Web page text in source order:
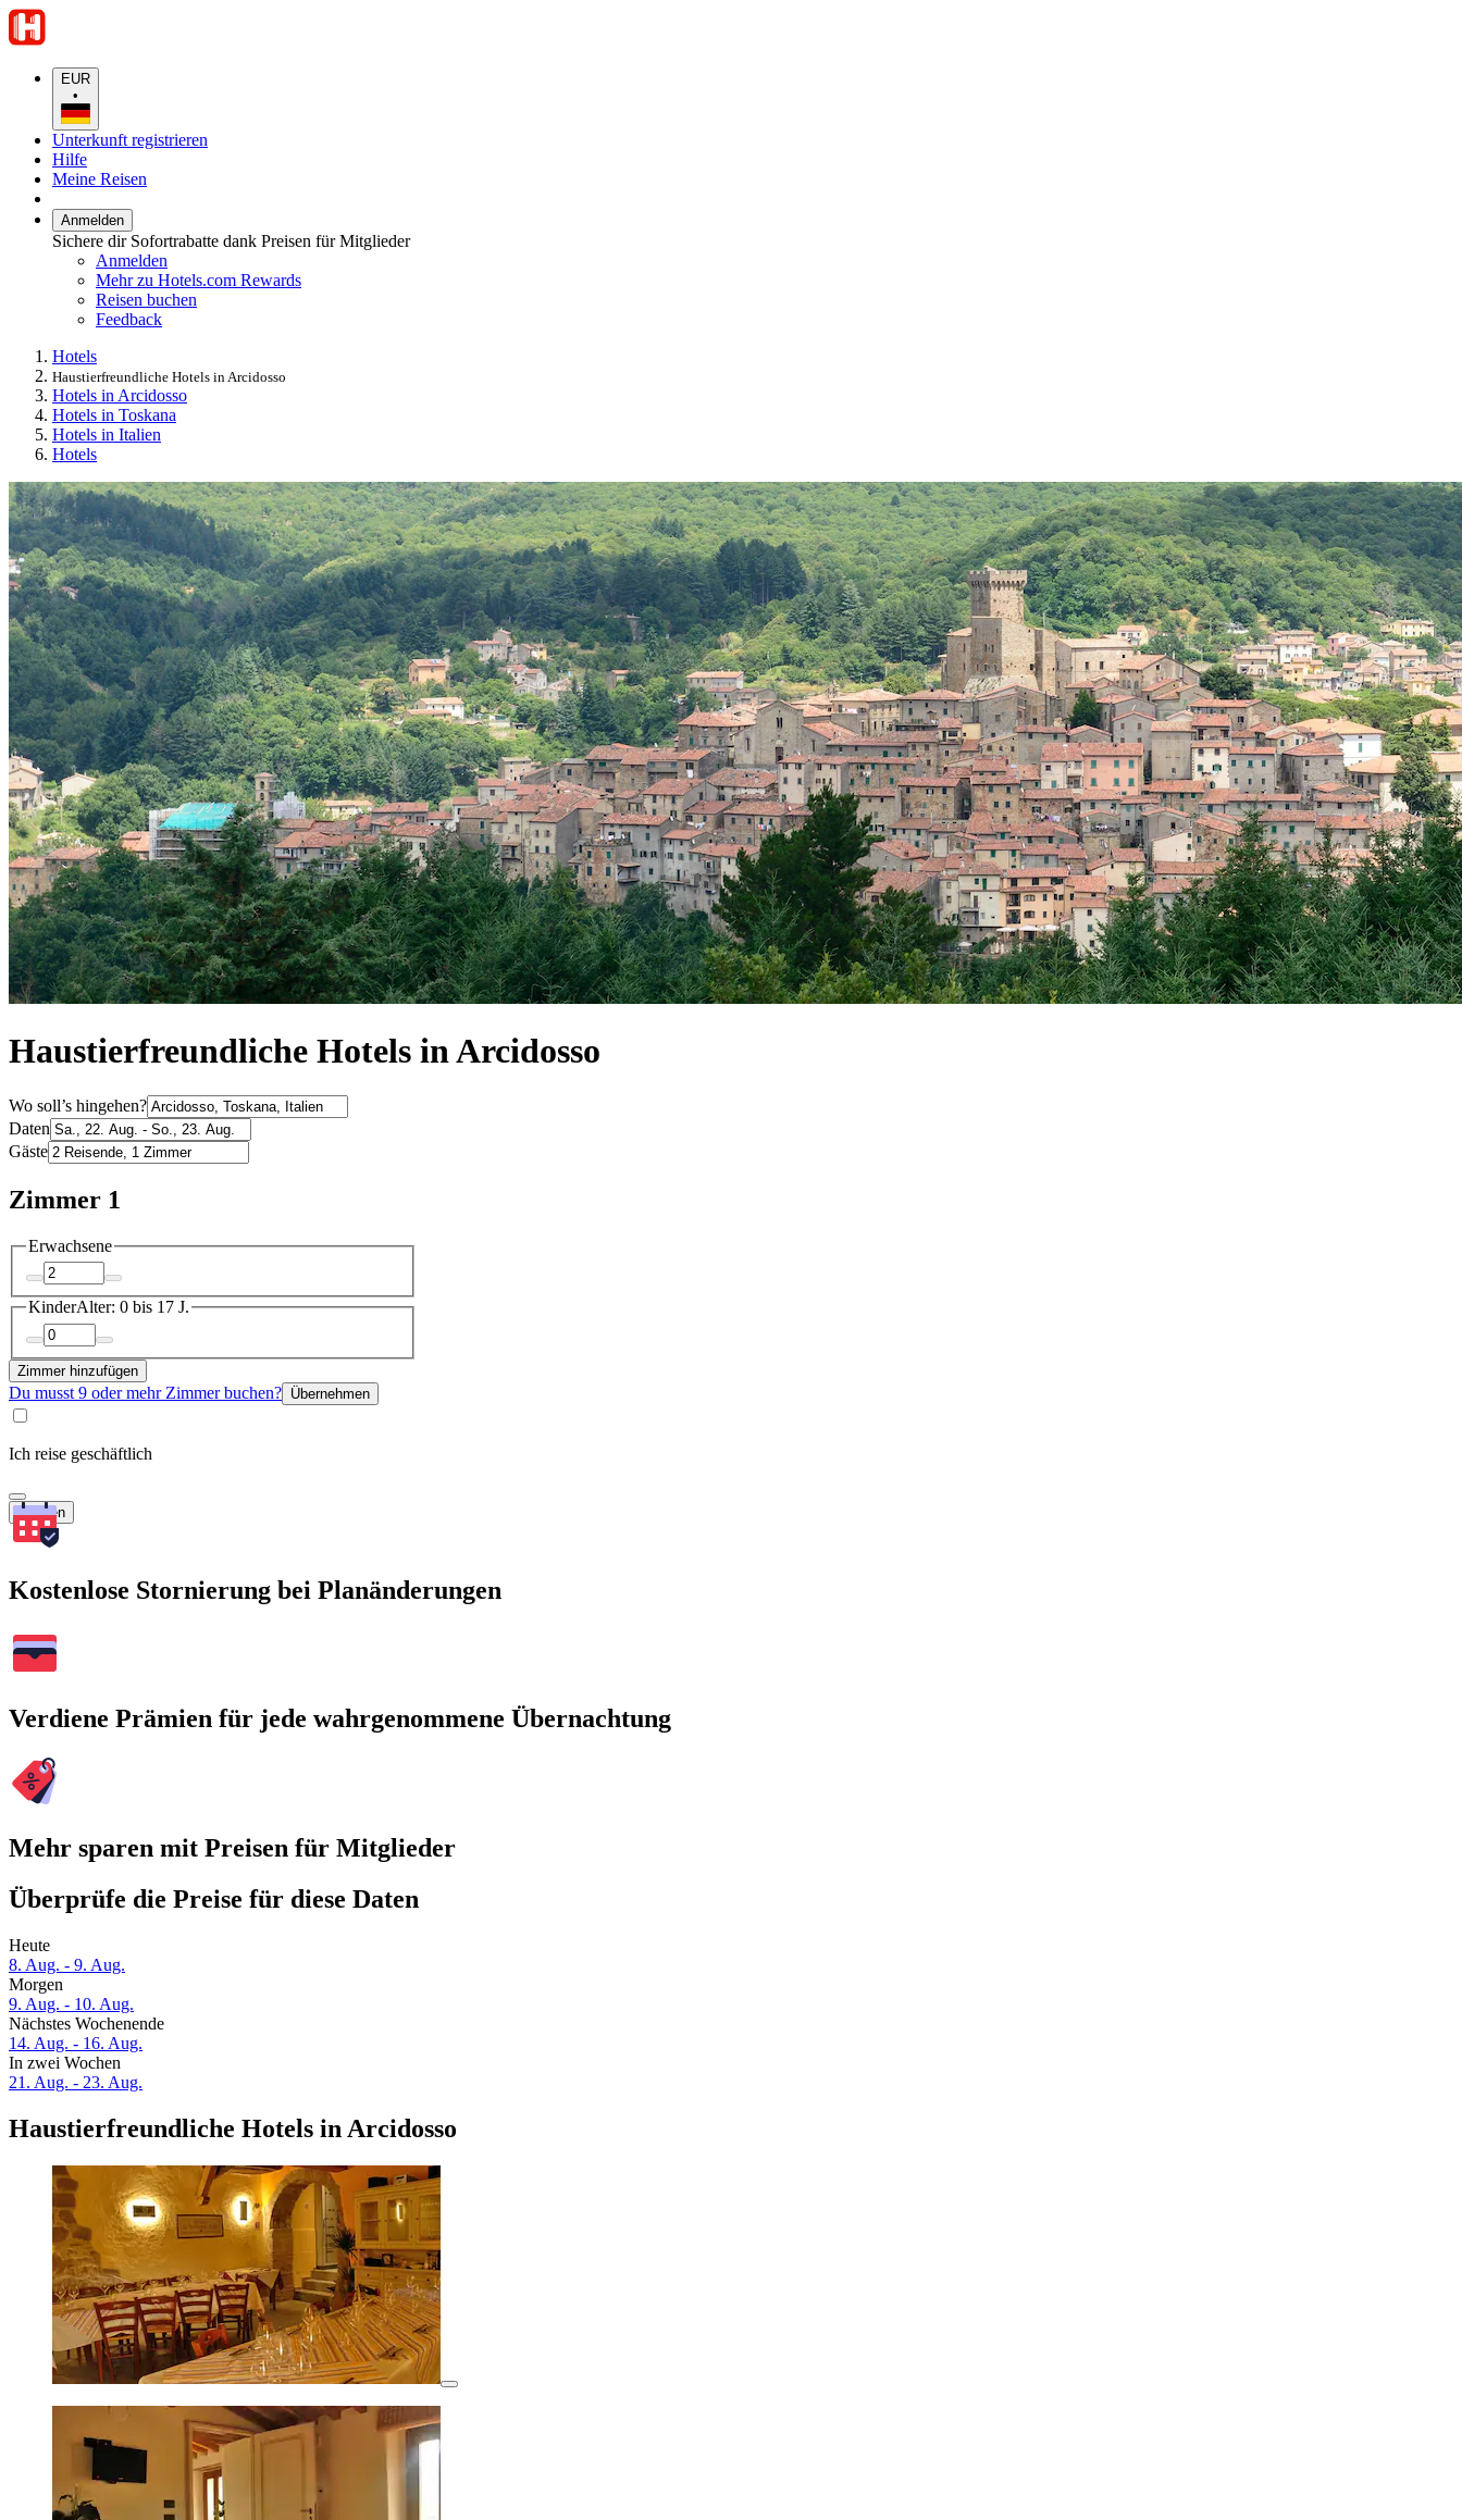
EUR
•
Unterkunft registrieren
Hilfe
Meine Reisen
Anmelden
Sichere dir Sofortrabatte dank Preisen für Mitglieder
Anmelden
Mehr zu Hotels.com Rewards
Reisen buchen
Feedback
Hotels
Haustierfreundliche Hotels in Arcidosso
Hotels in Arcidosso
Hotels in Toskana
Hotels in Italien
Hotels
Haustierfreundliche Hotels in Arcidosso
Wo soll’s hingehen?
Daten
Gäste
Zimmer 1
Erwachsene
KinderAlter: 0 bis 17 J.
Zimmer hinzufügen
Du musst 9 oder mehr Zimmer buchen? Übernehmen
Ich reise geschäftlich
Suchen
Kostenlose Stornierung bei Planänderungen
Verdiene Prämien für jede wahrgenommene Übernachtung
Mehr sparen mit Preisen für Mitglieder
Überprüfe die Preise für diese Daten
Heute
8. Aug. - 9. Aug.
Morgen
9. Aug. - 10. Aug.
Nächstes Wochenende
14. Aug. - 16. Aug.
In zwei Wochen
21. Aug. - 23. Aug.
Haustierfreundliche Hotels in Arcidosso